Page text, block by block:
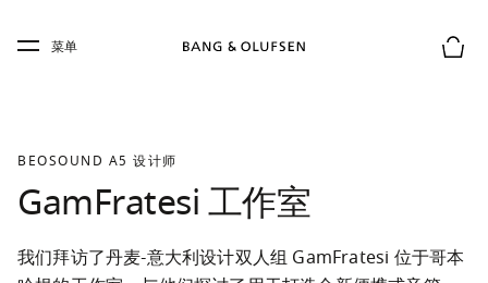
Skip to main footer
菜单
BEOSOUND A5 设计师
GamFratesi 工作室
我们拜访了丹麦-意大利设计双人组 GamFratesi 位于哥本